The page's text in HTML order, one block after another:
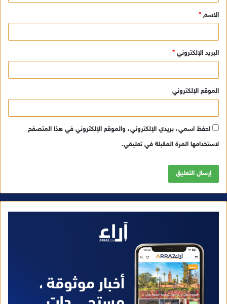
ق
*
الاسم *
البريد الإلكتروني *
الموقع الإلكتروني
احفظ اسمي، بريدي الإلكتروني، والموقع الإلكتروني في هذا المتصفح
لاستخدامها المرة المقبلة في تعليقي.